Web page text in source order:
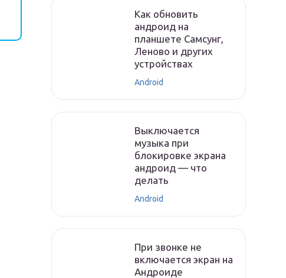
Как обновить
андроид на
планшете Самсунг,
Леново и других
устройствах
Android
Выключается
музыка при
блокировке экрана
андроид — что
делать
Android
При звонке не
включается экран на
Андроиде